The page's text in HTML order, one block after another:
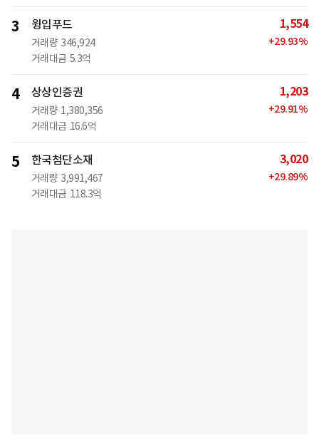
3 윙입푸드
거래량 346,924
거래대금 5.3억
1,554
+29.93%
4 상상인증권
거래량 1,380,356
거래대금 16.6억
1,203
+29.91%
5 한국첨단소재
거래량 3,991,467
거래대금 118.3억
3,020
+29.89%